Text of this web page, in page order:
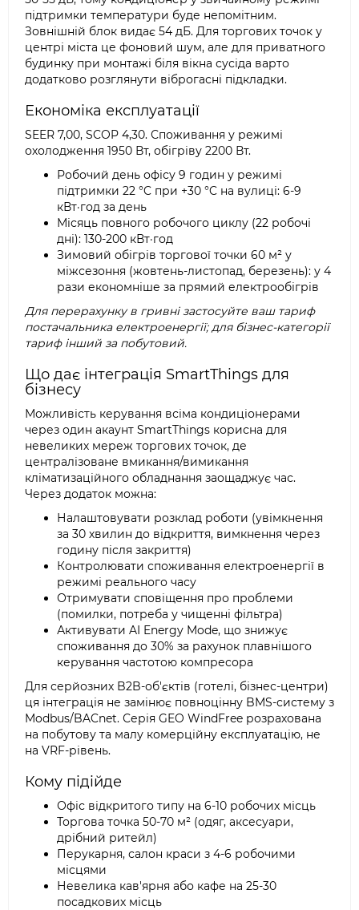
підтримки температури буде непомітним.
Зовнішній блок видає 54 дБ. Для торгових точок у
центрі міста це фоновий шум, але для приватного
будинку при монтажі біля вікна сусіда варто
додатково розглянути віброгасні підкладки.
Економіка експлуатації
SEER 7,00, SCOP 4,30. Споживання у режимі
охолодження 1950 Вт, обігріву 2200 Вт.
Робочий день офісу 9 годин у режимі
підтримки 22 °C при +30 °C на вулиці: 6-9
кВт·год за день
Місяць повного робочого циклу (22 робочі
дні): 130-200 кВт·год
Зимовий обігрів торгової точки 60 м² у
міжсезоння (жовтень-листопад, березень): у 4
рази економніше за прямий електрообігрів
Для перерахунку в гривні застосуйте ваш тариф
постачальника електроенергії; для бізнес-категорії
тариф інший за побутовий.
Що дає інтеграція SmartThings для
бізнесу
Можливість керування всіма кондиціонерами
через один акаунт SmartThings корисна для
невеликих мереж торгових точок, де
централізоване вмикання/вимикання
кліматизаційного обладнання заощаджує час.
Через додаток можна:
Налаштовувати розклад роботи (увімкнення
за 30 хвилин до відкриття, вимкнення через
годину після закриття)
Контролювати споживання електроенергії в
режимі реального часу
Отримувати сповіщення про проблеми
(помилки, потреба у чищенні фільтра)
Активувати AI Energy Mode, що знижує
споживання до 30% за рахунок плавнішого
керування частотою компресора
Для серйозних B2B-об'єктів (готелі, бізнес-центри)
ця інтеграція не замінює повноцінну BMS-систему з
Modbus/BACnet. Серія GEO WindFree розрахована
на побутову та малу комерційну експлуатацію, не
на VRF-рівень.
Кому підійде
Офіс відкритого типу на 6-10 робочих місць
Торгова точка 50-70 м² (одяг, аксесуари,
дрібний ритейл)
Перукарня, салон краси з 4-6 робочими
місцями
Невелика кав'ярня або кафе на 25-30
посадкових місць